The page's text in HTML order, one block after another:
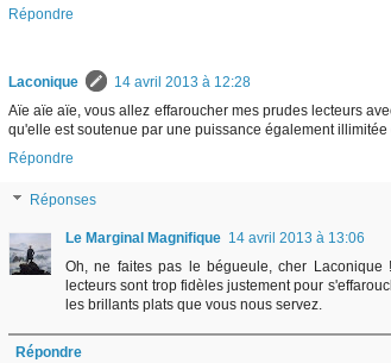
Répondre
Laconique
14 avril 2013 à 12:28
Aïe aïe aïe, vous allez effaroucher mes prudes lecteurs
qu'elle est soutenue par une puissance également
Répondre
Réponses
Le Marginal Magnifique 14 avril 2013 à 13:06
Oh, ne faites pas le bégueule, cher
lecteurs sont trop fidèles justement pour
les brillants plats que vous nous servez.
Répondre